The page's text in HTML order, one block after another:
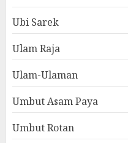
Ubi Sarek
Ulam Raja
Ulam-Ulaman
Umbut Asam Paya
Umbut Rotan